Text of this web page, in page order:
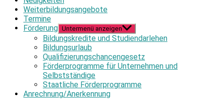
Weiterbildungsangebote
Termine
Förderung Untermenü anzeigen
Bildungskredite und Studiendarlehen
Bildungsurlaub
Qualifizierungschancengesetz
Förderprogramme für Unternehmen und
Selbstständige
Staatliche Förderprogramme
Anrechnung/Anerkennung